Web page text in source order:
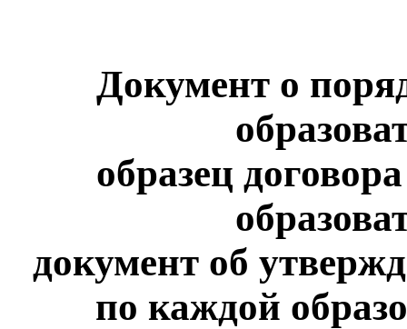
Документ о
образец
документ об
по каждой